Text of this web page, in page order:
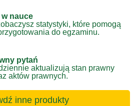
nauce
statystyki, które pomogą
do egzaminu.
pytań
aktualizują stan prawny
aktów prawnych.
inne produkty